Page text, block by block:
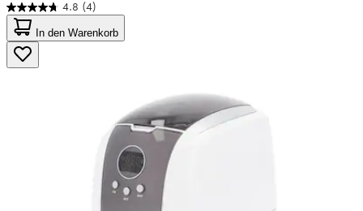
4.8 (4)
4.8
von
5
Sternen.
4
In den Warenkorb